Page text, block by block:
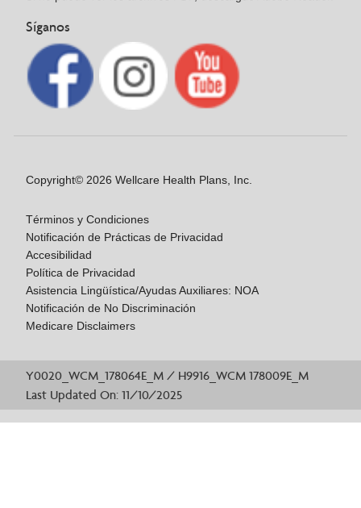
Síganos
Copyright© 2026 Wellcare Health Plans, Inc.
Términos y Condiciones
Notificación de Prácticas de Privacidad
Accesibilidad
Política de Privacidad
Asistencia Lingüística/Ayudas Auxiliares: NOA
Notificación de No Discriminación
Medicare Disclaimers
Y0020_WCM_178064E_M / H9916_WCM 178009E_M
Last Updated On: 11/10/2025